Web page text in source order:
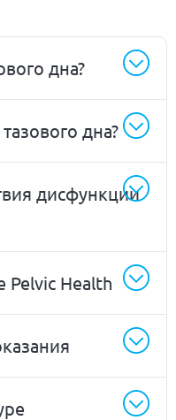
дна?
дна?
дисфункции
Pelvic Health